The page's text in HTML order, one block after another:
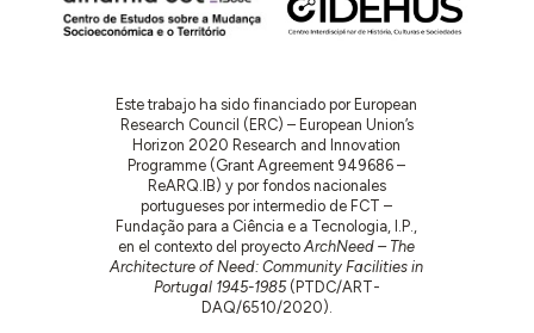
Este trabajo ha sido financiado por European
Research Council (ERC) – European Union’s
Horizon 2020 Research and Innovation
Programme (Grant Agreement 949686 –
ReARQ.IB) y por fondos nacionales
portugueses por intermedio de FCT –
Fundação para a Ciência e a Tecnologia, I.P.,
en el contexto del proyectoArchNeed – The
Architecture of Need: Community Facilities in
Portugal 1945-1985(PTDC/ART-
DAQ/6510/2020).